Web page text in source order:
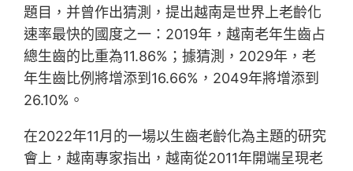
題目，并曾作出猜測，提出越南是世界上老齡化
速率最快的國度之一：2019年，越南老年生齒占
總生齒的比重為11.86%；據猜測，2029年，老
年生齒比例將增添到16.66%，2049年將增添到
26.10%。
在2022年11月的一場以生齒老齡化為主題的研究
會上，越南專家指出，越南從2011年開端呈現老